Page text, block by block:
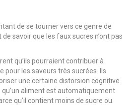
de se tourner vers ce genre de
savoir que les faux sucres n’ont pas
qu’ils pourraient contribuer à
pour les saveurs très sucrées. Ils
une certaine distorsion cognitive
qu’un aliment est automatiquement
qu’il contient moins de sucre ou